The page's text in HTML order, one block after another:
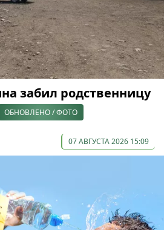
забил родственницу
ОБНОВЛЕНО / ФОТО
07 АВГУСТА 2026 15:09